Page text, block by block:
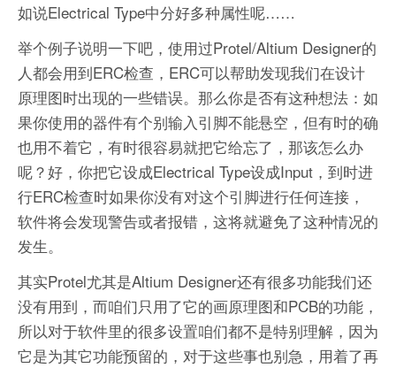
如说Electrical Type中分好多种属性呢……
举个例子说明一下吧，使用过Protel/Altium Designer的
人都会用到ERC检查，ERC可以帮助发现我们在设计
原理图时出现的一些错误。那么你是否有这种想法：如
果你使用的器件有个别输入引脚不能悬空，但有时的确
也用不着它，有时很容易就把它给忘了，那该怎么办
呢？好，你把它设成Electrical Type设成Input，到时进
行ERC检查时如果你没有对这个引脚进行任何连接，
软件将会发现警告或者报错，这将就避免了这种情况的
发生。
其实Protel尤其是Altium Designer还有很多功能我们还
没有用到，而咱们只用了它的画原理图和PCB的功能，
所以对于软件里的很多设置咱们都不是特别理解，因为
它是为其它功能预留的，对于这些事也别急，用着了再